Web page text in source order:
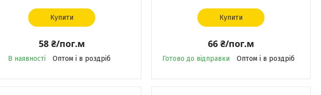
Купити
58 ₴/пог.м
В наявності Оптом і в роздріб
Купити
66 ₴/пог.м
Готово до відправки Оптом і в роздріб